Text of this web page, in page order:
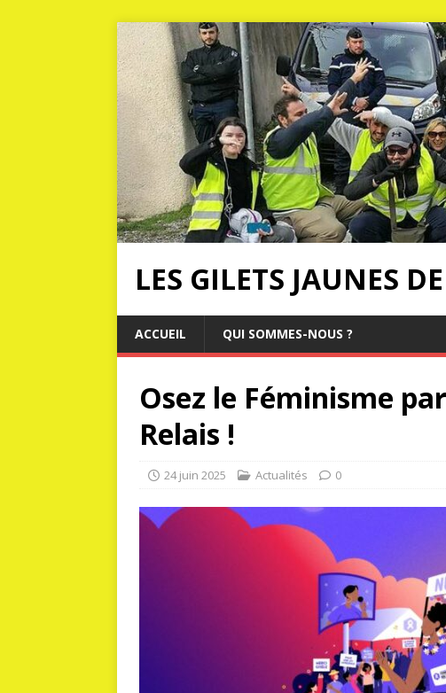
LES GILETS JAUNES
ACCUEIL QUI SOMMES-NOUS ?
Osez le Féminisme
Relais !
24 juin 2025 Actualités 0